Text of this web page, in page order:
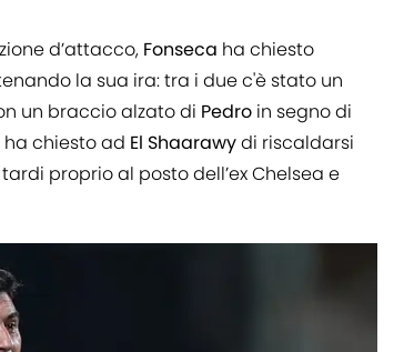
d’attacco, Fonseca ha chiesto
la sua ira: tra i due c'è stato un
un braccio alzato di Pedro in segno di
ha chiesto ad El Shaarawydi riscaldarsi
proprio al posto dell’ex Chelsea e